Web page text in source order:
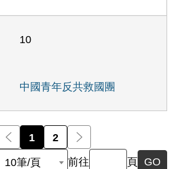
10
中國青年反共救國團
前一頁
1 2
10筆/頁 前往 頁 GO